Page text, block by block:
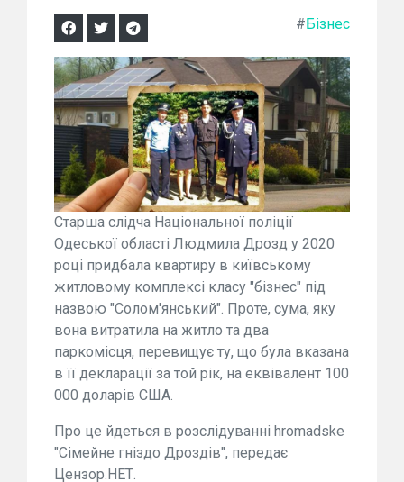
#Бізнес
Старша слідча Національної поліції
Одеської області Людмила Дрозд у 2020
році придбала квартиру в київському
житловому комплексі класу "бізнес" під
назвою "Солом'янський". Проте, сума, яку
вона витратила на житло та два
паркомісця, перевищує ту, що була вказана
в її декларації за той рік, на еквівалент 100
000 доларів США.
Про це йдеться в розслідуванні hromadske
"Сімейне гніздо Дроздів", передає
Цензор.НЕТ.